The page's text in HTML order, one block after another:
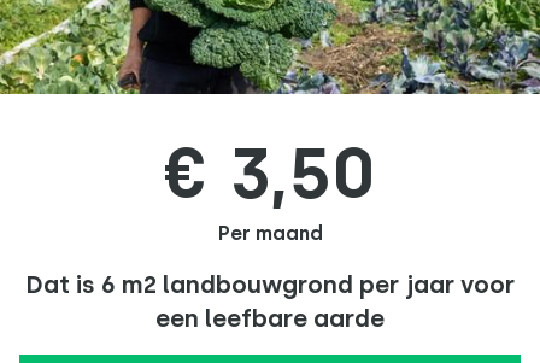
€ 3,50
Per maand
Dat is 6 m2 landbouwgrond per jaar voor
een leefbare aarde